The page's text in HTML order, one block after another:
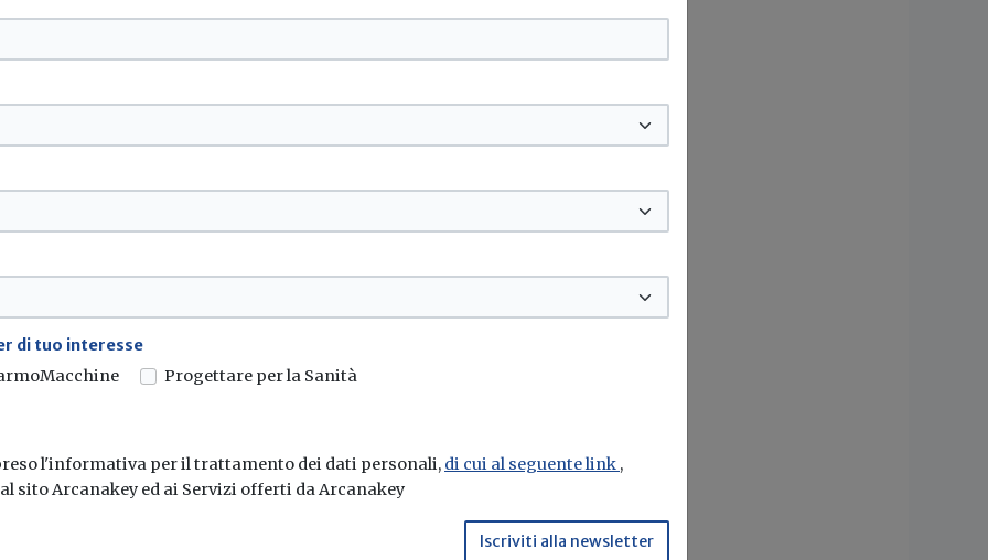
del dovere...
in smart
maggio 2021, torna...
di tuo interesse
Progettare per la Sanità
l'informativa per il trattamento dei dati personali, di cui al seguente link ,
sito Arcanakey ed ai Servizi offerti da Arcanakey
Iscriviti alla newsletter